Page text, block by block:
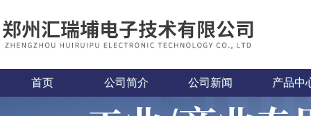
首页 公司简介 公司新闻 产品中